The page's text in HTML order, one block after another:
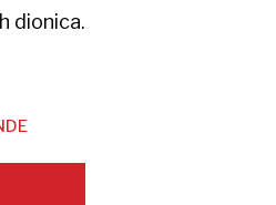
dionica.